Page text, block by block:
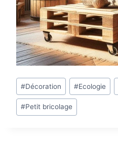
Étiquettes
de
la
#Décoration #Ecologie
#Petit bricolage